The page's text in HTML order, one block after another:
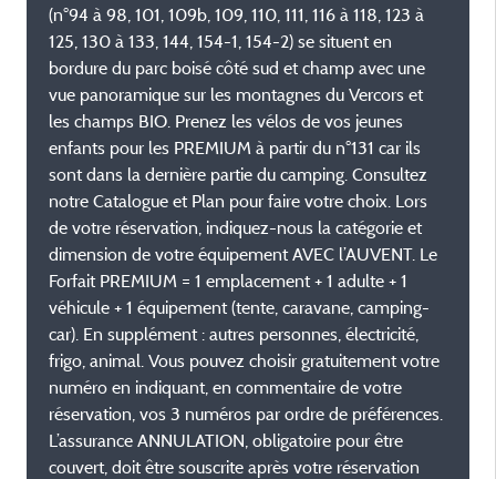
(n°94 à 98, 101, 109b, 109, 110, 111, 116 à 118, 123 à
125, 130 à 133, 144, 154-1, 154-2) se situent en
bordure du parc boisé côté sud et champ avec une
vue panoramique sur les montagnes du Vercors et
les champs BIO. Prenez les vélos de vos jeunes
enfants pour les PREMIUM à partir du n°131 car ils
sont dans la dernière partie du camping. Consultez
notre Catalogue et Plan pour faire votre choix. Lors
de votre réservation, indiquez-nous la catégorie et
dimension de votre équipement AVEC l’AUVENT. Le
Forfait PREMIUM = 1 emplacement + 1 adulte + 1
véhicule + 1 équipement (tente, caravane, camping-
car). En supplément : autres personnes, électricité,
frigo, animal. Vous pouvez choisir gratuitement votre
numéro en indiquant, en commentaire de votre
réservation, vos 3 numéros par ordre de préférences.
L’assurance ANNULATION, obligatoire pour être
couvert, doit être souscrite après votre réservation